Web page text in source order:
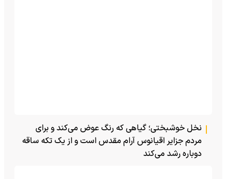
نخل خوشبختی؛ گیاهی که رنگ عوض می‌کند و برای
مردم جزایر اقیانوس آرام مقدس است و از یک تکه ساقه
دوباره رشد می‌کند